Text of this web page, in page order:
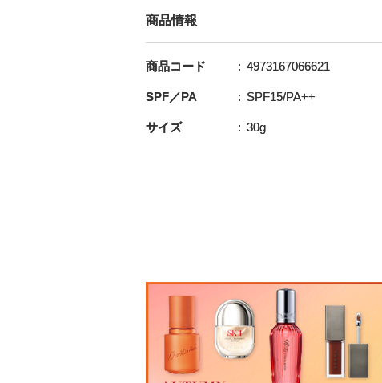
商品情報
商品コード 4973167066621
SPF／PA SPF15/PA++
サイズ 30g